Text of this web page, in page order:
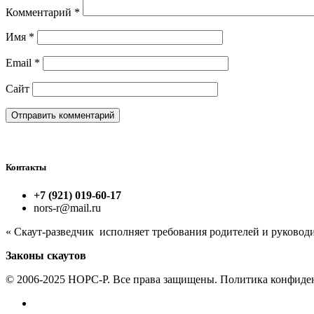
Комментарий *
Имя *
Email *
Сайт
Контакты
+7 (921) 019-60-17
nors-r@mail.ru
« Скаут-разведчик исполняет требования родителей и
Законы скаутов
© 2006-2025 НОРС-Р. Все права защищены. Политика